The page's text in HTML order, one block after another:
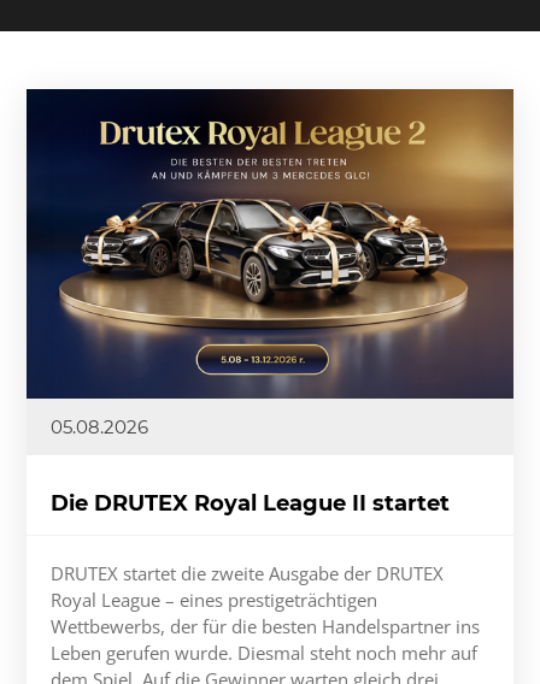
05.08.2026
Die DRUTEX Royal League II startet
DRUTEX startet die zweite Ausgabe der DRUTEX
Royal League – eines prestigeträchtigen
Wettbewerbs, der für die besten Handelspartner ins
Leben gerufen wurde. Diesmal steht noch mehr auf
dem Spiel. Auf die Gewinner warten gleich drei